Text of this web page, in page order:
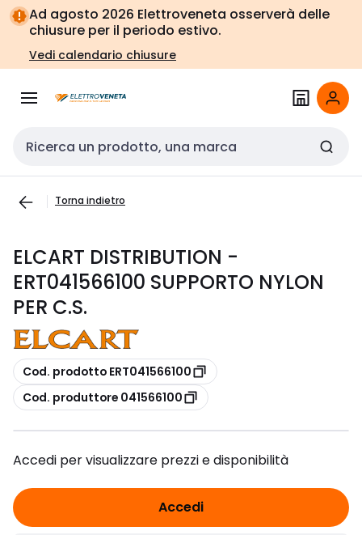
Vai alla
navigazione
Vai
alla
pagina
Ad agosto 2026 Elettroveneta osserverà delle
chiusure per il periodo estivo.
Vedi calendario chiusure
Cerca input
Torna indietro
ELCART DISTRIBUTION -
ERT041566100 SUPPORTO NYLON
PER C.S.
copia
Cod. prodotto ERT041566100
copia
Cod. produttore 041566100
Accedi per visualizzare prezzi e disponibilità
Accedi